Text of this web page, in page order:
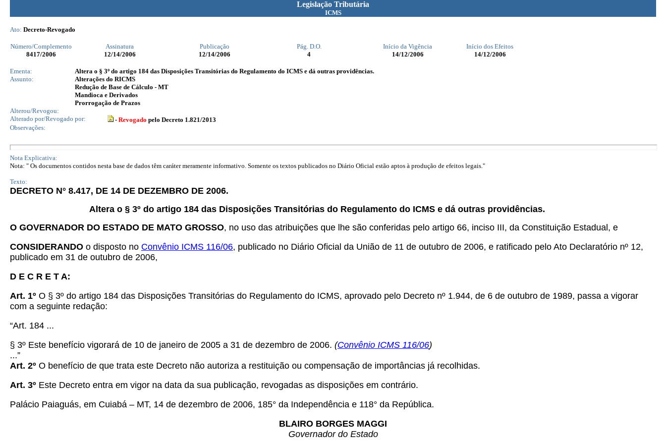
Legislação Tributária
ICMS
Ato: Decreto-Revogado
Número/Complemento Assinatura Publicação Pág. D.O. Início da Vigência
Início dos Efeitos
8417/2006 12/14/2006 12/14/2006 4 14/12/2006 14/12/2006
Ementa:
Altera o § 3º do artigo 184 das Disposições Transitórias do Regulamento do ICMS e dá outras providências.
Assunto:
Alterações do RICMS
Redução de Base de Cálculo - MT
Mandioca e Derivados
Prorrogação de Prazos
Alterou/Revogou:
Alterado por/Revogado por:
- Revogado pelo Decreto 1.821/2013
Observações:
Nota Explicativa:
Nota: " Os documentos contidos nesta base de dados têm caráter meramente informativo. Somente os textos publicados no Diário Oficial estão aptos à produção de efeitos legais."
Texto:
DECRETO N° 8.417, DE 14 DE DEZEMBRO DE 2006.
Altera o § 3º do artigo 184 das Disposições Transitórias do Regulamento do ICMS e dá outras providências.
O GOVERNADOR DO ESTADO DE MATO GROSSO, no uso das atribuições que lhe são conferidas pelo artigo 66, inciso III, da Constituição Estadual, e
CONSIDERANDO o disposto no Convênio ICMS 116/06, publicado no Diário Oficial da União de 11 de outubro de 2006, e ratificado pelo Ato Declaratório nº 12,
publicado em 31 de outubro de 2006,
D E C R E T A:
Art. 1º O § 3º do artigo 184 das Disposições Transitórias do Regulamento do ICMS, aprovado pelo Decreto nº 1.944, de 6 de outubro de 1989, passa a vigorar
com a seguinte redação:
“Art. 184 ...
§ 3º Este benefício vigorará de 10 de janeiro de 2005 a 31 de dezembro de 2006. (Convênio ICMS 116/06)
...”
Art. 2º O benefício de que trata este Decreto não autoriza a restituição ou compensação de importâncias já recolhidas.
Art. 3º Este Decreto entra em vigor na data da sua publicação, revogadas as disposições em contrário.
Palácio Paiaguás, em Cuiabá – MT, 14 de dezembro de 2006, 185° da Independência e 118° da República.
BLAIRO BORGES MAGGI
Governador do Estado